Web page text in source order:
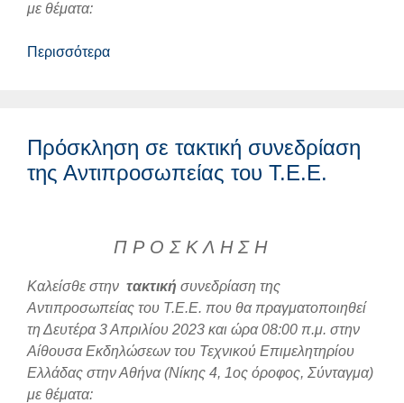
με θέματα:
Περισσότερα
Πρόσκληση σε τακτική συνεδρίαση
της Αντιπροσωπείας του Τ.Ε.Ε.
Π Ρ Ο Σ Κ Λ Η Σ Η
Καλείσθε στην τακτική συνεδρίαση της
Αντιπροσωπείας του Τ.Ε.Ε. που θα πραγματοποιηθεί
τη Δευτέρα 3 Απριλίου 2023 και ώρα 08:00 π.μ. στην
Αίθουσα Εκδηλώσεων του Τεχνικού Επιμελητηρίου
Ελλάδας στην Αθήνα (Νίκης 4, 1ος όροφος, Σύνταγμα)
με θέματα: